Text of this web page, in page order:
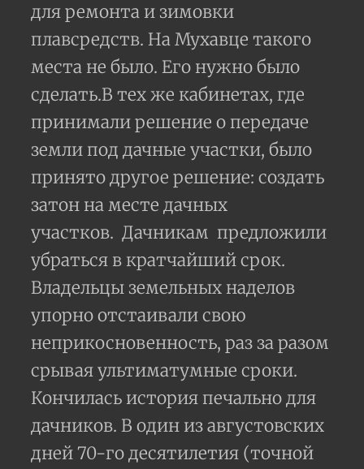
для ремонта и зимовки
плавсредств. На Мухавце такого
места не было. Его нужно было
сделать.В тех же кабинетах, где
принимали решение о передаче
земли под дачные участки, было
принято другое решение: создать
затон на месте дачных
участков. Дачникам предложили
убраться в кратчайший срок.
Владельцы земельных наделов
упорно отстаивали свою
неприкосновенность, раз за разом
срывая ультиматумные сроки.
Кончилась история печально для
дачников. В один из августовских
дней 70-го десятилетия (точной